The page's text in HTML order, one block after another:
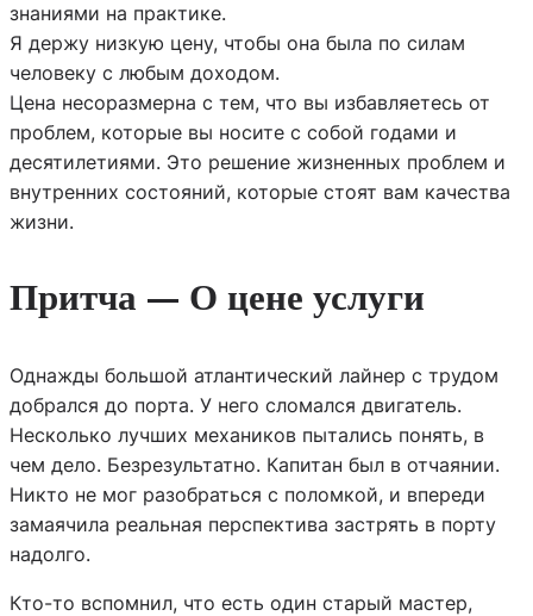
знаниями на практике.
Я держу низкую цену, чтобы она была по силам
человеку с любым доходом.
Цена несоразмерна с тем, что вы избавляетесь от
проблем, которые вы носите с собой годами и
десятилетиями. Это решение жизненных проблем и
внутренних состояний, которые стоят вам качества
жизни.
Притча — О цене услуги
Однажды большой атлантический лайнер с трудом
добрался до порта. У него сломался двигатель.
Несколько лучших механиков пытались понять, в
чем дело. Безрезультатно. Капитан был в отчаянии.
Никто не мог разобраться с поломкой, и впереди
замаячила реальная перспектива застрять в порту
надолго.
Кто-то вспомнил, что есть один старый мастер,